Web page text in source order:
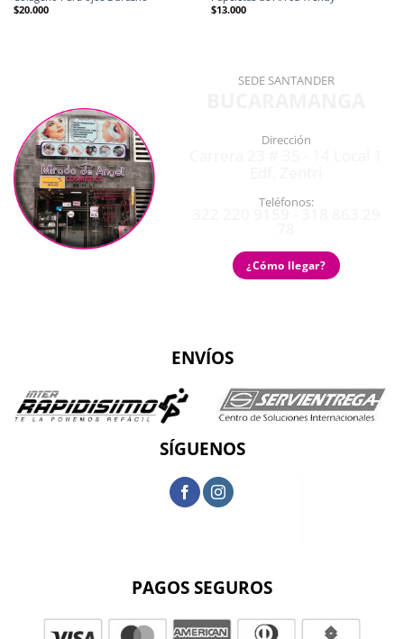
$20.000
$13.000
SEDE SANTANDER
Dirección
Teléfonos:
¿Cómo llegar?
ENVÍOS
SÍGUENOS
PAGOS SEGUROS